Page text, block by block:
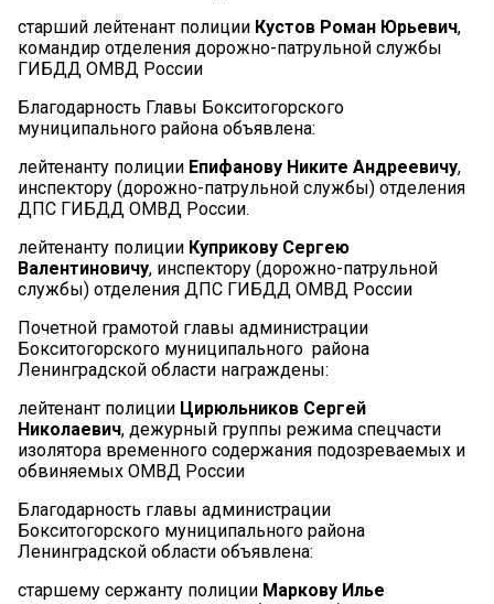
старший лейтенант полиции Кустов Роман Юрьевич,
командир отделения дорожно-патрульной службы
ГИБДД ОМВД России
Благодарность Главы Бокситогорского
муниципального района объявлена:
лейтенанту полиции Епифанову Никите Андреевичу,
инспектору (дорожно-патрульной службы) отделения
ДПС ГИБДД ОМВД России.
лейтенанту полиции Куприкову Сергею
Валентиновичу, инспектору (дорожно-патрульной
службы) отделения ДПС ГИБДД ОМВД России
Почетной грамотой главы администрации
Бокситогорского муниципального района
Ленинградской области награждены:
лейтенант полиции Цирюльников Сергей
Николаевич, дежурный группы режима спецчасти
изолятора временного содержания подозреваемых и
обвиняемых ОМВД России
Благодарность главы администрации
Бокситогорского муниципального района
Ленинградской области объявлена:
старшему сержанту полиции Маркову Илье